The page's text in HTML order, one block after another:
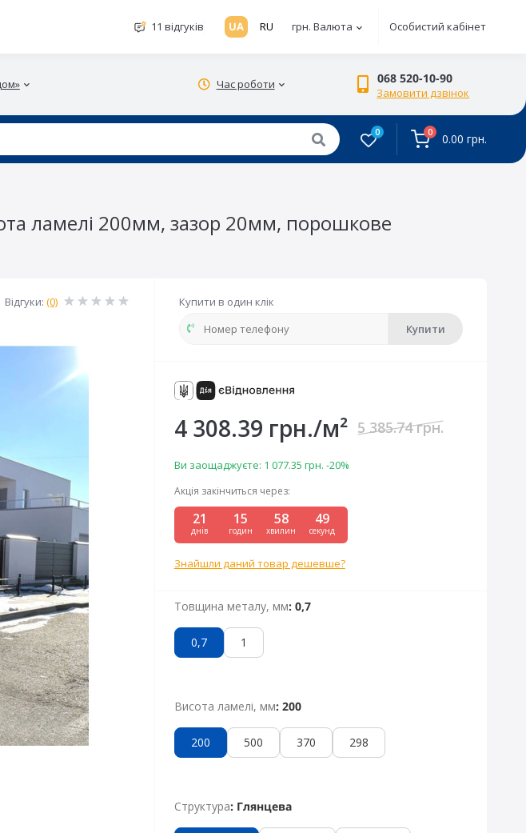
11 відгуків UA RU грн.Валюта Особистий кабінет
Час роботи 068 520-10-90
Замовити дзвінок
0 0 0.00 грн.
ламелі 200мм, зазор 20мм, порошкове
Відгуки: (0)
Купити в один клік
Купити
4 308.39 грн./м² 5 385.74 грн.
Ви заощаджуєте: 1 077.35 грн. -20%
Акція закінчиться через:
21
днів
15
годин
58
хвилин
49
секунд
Знайшли даний товар дешевше?
Товщина металу, мм: 0,7
1
0,7
Висота ламелі, мм: 200
500 370 298
200
Структура: Глянцева